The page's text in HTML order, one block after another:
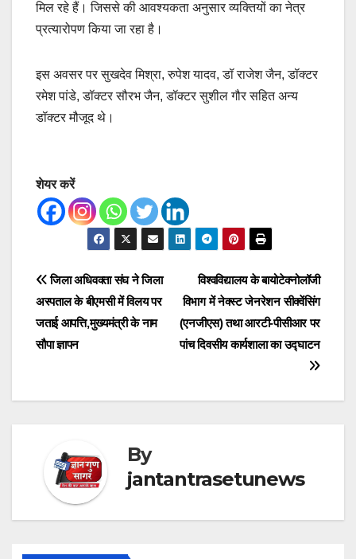
मिल रहे हैं। जिससे की आवश्यकता अनुसार व्यक्तियों का नेत्र
प्रत्यारोपण किया जा रहा है।
इस अवसर पर सुखदेव मिश्रा, रुपेश यादव, डॉ राजेश जैन, डॉक्टर
रमेश पांडे, डॉक्टर सौरभ जैन, डॉक्टर सुशील गौर सहित अन्य
डॉक्टर मौजूद थे।
शेयर करें
Post
navigation
विश्वविद्यालय के बायोटेक्नोलॉजी
विभाग में नेक्स्ट जेनरेशन सीक्वेंसिंग
(एनजीएस) तथा आरटी-पीसीआर पर
पांच दिवसीय कार्यशाला का उद्घाटन
जिला अधिवक्ता संघ ने जिला
अस्पताल के बीएमसी में विलय पर
जताई आपत्ति,मुख्यमंत्री के नाम
सौपा ज्ञापन
By
jantantrasetunews